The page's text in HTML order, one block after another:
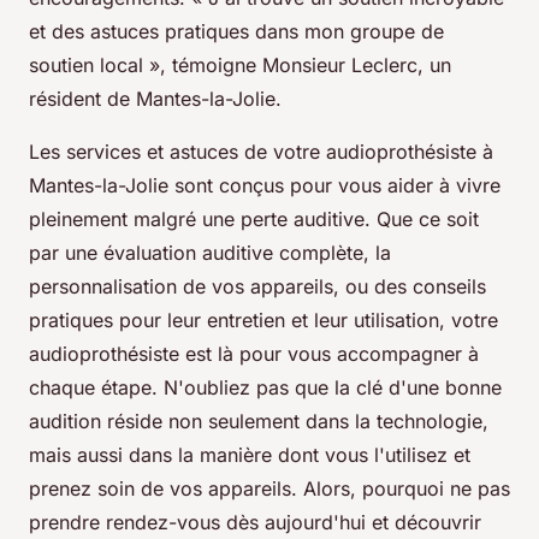
et des astuces pratiques dans mon groupe de
soutien local », témoigne Monsieur Leclerc, un
résident de Mantes-la-Jolie.
Les services et astuces de votre audioprothésiste à
Mantes-la-Jolie sont conçus pour vous aider à vivre
pleinement malgré une perte auditive. Que ce soit
par une évaluation auditive complète, la
personnalisation de vos appareils, ou des conseils
pratiques pour leur entretien et leur utilisation, votre
audioprothésiste est là pour vous accompagner à
chaque étape. N'oubliez pas que la clé d'une bonne
audition réside non seulement dans la technologie,
mais aussi dans la manière dont vous l'utilisez et
prenez soin de vos appareils. Alors, pourquoi ne pas
prendre rendez-vous dès aujourd'hui et découvrir